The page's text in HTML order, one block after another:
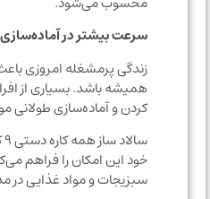
سرعت بیشتر در آماده‌سازی غذا
زندگی پرمشغله امروزی باعث
همیشه باشد. بسیاری از افراد
کردن و آماده‌سازی طولانی مواد
سالاد ساز
خود این امکان را فراهم می‌کند
سبزیجات و مواد غذایی در مدت